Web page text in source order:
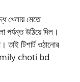
খেলায় মেতে
পর্যন্ত উঠিয়ে দিল।
টিশার্ট ওঠানোর
family choti bd